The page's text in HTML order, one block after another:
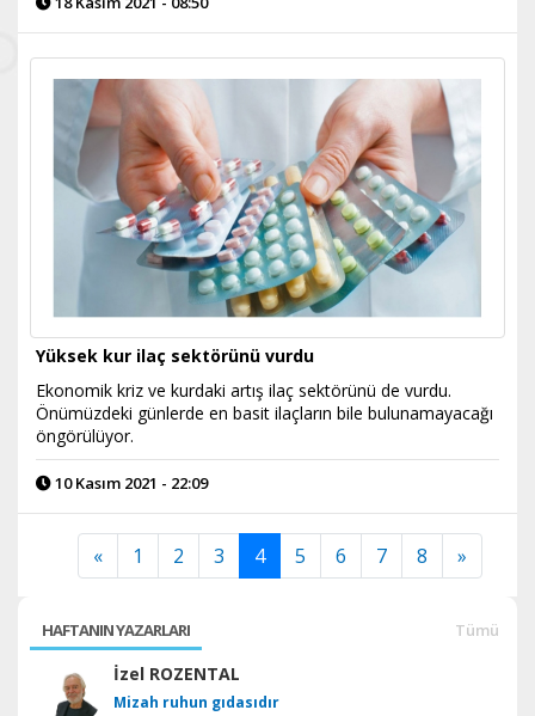
Yüksek kur ilaç sektörünü vurdu
Ekonomik kriz ve kurdaki artış ilaç sektörünü de vurdu.
Önümüzdeki günlerde en basit ilaçların bile bulunamayacağı
öngörülüyor.
10 Kasım 2021 - 22:09
« 1 2 3 4 5 6 7 8 »
HAFTANIN YAZARLARI Tümü
İzel ROZENTAL
Mizah ruhun gıdasıdır